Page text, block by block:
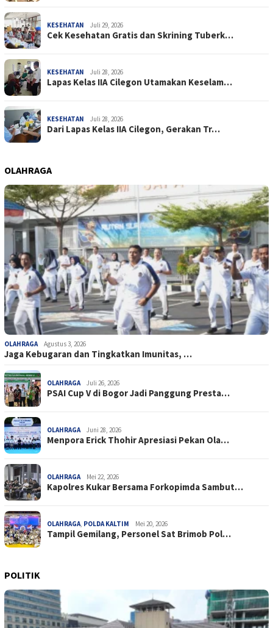
KESEHATAN Juli 29, 2026
Cek Kesehatan Gratis dan Skrining Tuberk…
KESEHATAN Juli 28, 2026
Lapas Kelas IIA Cilegon Utamakan Keselam…
KESEHATAN Juli 28, 2026
Dari Lapas Kelas IIA Cilegon, Gerakan Tr…
OLAHRAGA
OLAHRAGA Agustus 3, 2026
Jaga Kebugaran dan Tingkatkan Imunitas, …
OLAHRAGA Juli 26, 2026
PSAI Cup V di Bogor Jadi Panggung Presta…
OLAHRAGA Juni 28, 2026
Menpora Erick Thohir Apresiasi Pekan Ola…
OLAHRAGA Mei 22, 2026
Kapolres Kukar Bersama Forkopimda Sambut…
OLAHRAGA, POLDA KALTIM Mei 20, 2026
Tampil Gemilang, Personel Sat Brimob Pol…
POLITIK